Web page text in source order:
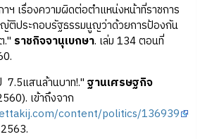
ฯ เรื่องความผิดต่อตำแหน่งหน้าที่ราชการ
ติประกอบรัฐธรรมนูญว่าด้วยการป้องกัน
." ราชกิจจานุเบกษา. เล่ม 134 ตอนที่
7.5แสนล้านบาท!." ฐานเศรษฐกิจ
เข้าถึงจาก
content/politics/136939